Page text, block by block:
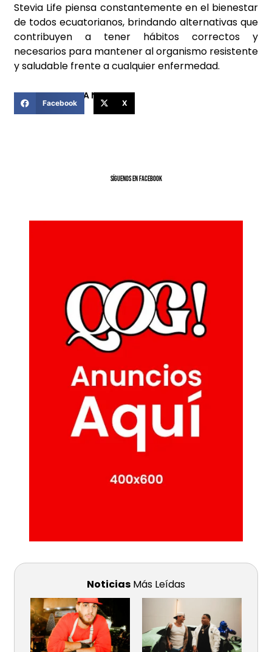
Stevia Life piensa constantemente en el bienestar
de todos ecuatorianos, brindando alternativas que
contribuyen a tener hábitos correctos y
necesarios para mantener al organismo resistente
y saludable frente a cualquier enfermedad.
COMPARTIR ESTA NOTICIA
Facebook X
SíGUENOS EN FACEBOOK
Noticias Más Leídas